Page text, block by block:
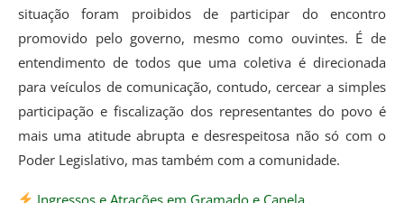
situação foram proibidos de participar do encontro
promovido pelo governo, mesmo como ouvintes. É de
entendimento de todos que uma coletiva é direcionada
para veículos de comunicação, contudo, cercear a simples
participação e fiscalização dos representantes do povo é
mais uma atitude abrupta e desrespeitosa não só com o
Poder Legislativo, mas também com a comunidade.
Ingressos e Atrações em Gramado e Canela